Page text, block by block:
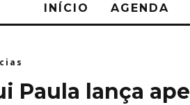
INÍCIO AGENDA
Paula lança